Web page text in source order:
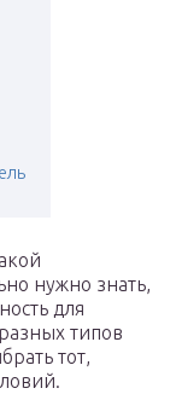
нужно знать,
для
типов
тот,